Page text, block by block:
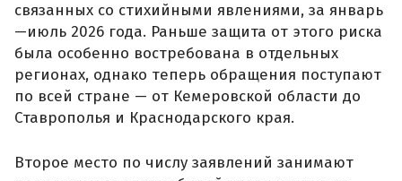
связанных со стихийными явлениями, за январь
—июль 2026 года. Раньше защита от этого риска
была особенно востребована в отдельных
регионах, однако теперь обращения поступают
по всей стране — от Кемеровской области до
Ставрополья и Краснодарского края.
Второе место по числу заявлений занимают